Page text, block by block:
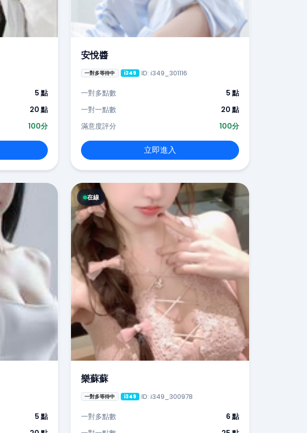
5 點
20 點
100分
安悅醬
一對多等待中 i349 ID: i349_301116
一對多點數
5 點
一對一點數
20 點
滿意度評分
100分
立即進入
5 點
在線
樂蘇蘇
一對多等待中 i349 ID: i349_300978
一對多點數
6 點